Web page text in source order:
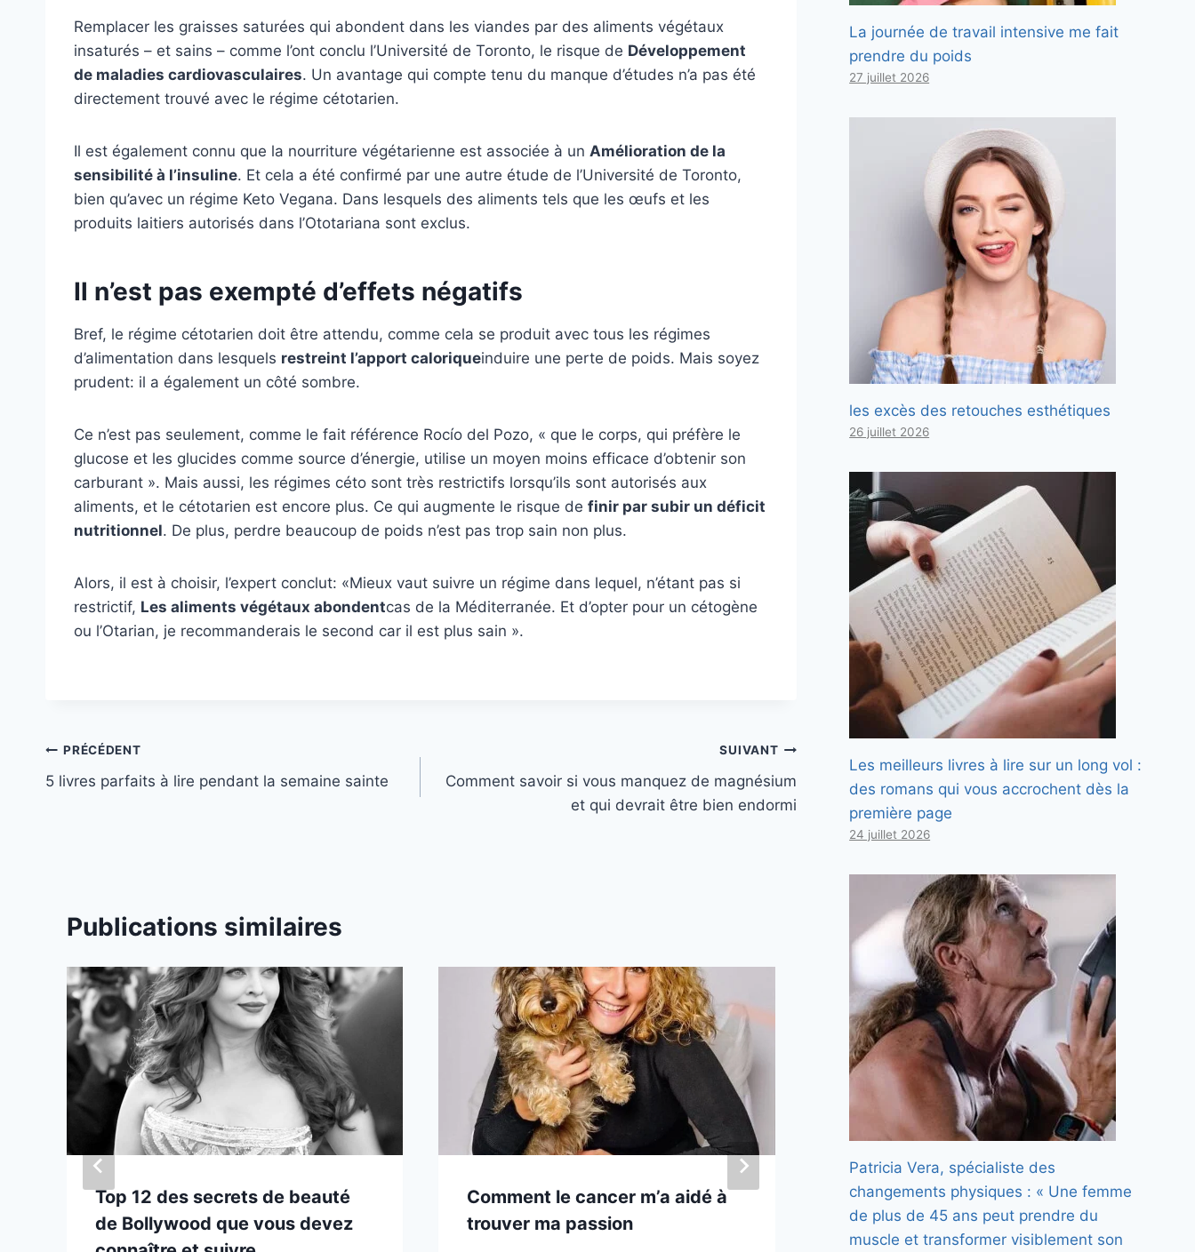
Remplacer les graisses saturées qui abondent dans les viandes par des aliments végétaux
insaturés – et sains – comme l’ont conclu l’Université de Toronto, le risque de Développement
de maladies cardiovasculaires. Un avantage qui compte tenu du manque d’études n’a pas été
directement trouvé avec le régime cétotarien.
Il est également connu que la nourriture végétarienne est associée à un Amélioration de la
sensibilité à l’insuline. Et cela a été confirmé par une autre étude de l’Université de Toronto,
bien qu’avec un régime Keto Vegana. Dans lesquels des aliments tels que les œufs et les
produits laitiers autorisés dans l’Ototariana sont exclus.
Il n’est pas exempté d’effets négatifs
Bref, le régime cétotarien doit être attendu, comme cela se produit avec tous les régimes
d’alimentation dans lesquels restreint l’apport caloriqueinduire une perte de poids. Mais soyez
prudent: il a également un côté sombre.
Ce n’est pas seulement, comme le fait référence Rocío del Pozo, « que le corps, qui préfère le
glucose et les glucides comme source d’énergie, utilise un moyen moins efficace d’obtenir son
carburant ». Mais aussi, les régimes céto sont très restrictifs lorsqu’ils sont autorisés aux
aliments, et le cétotarien est encore plus. Ce qui augmente le risque de finir par subir un déficit
nutritionnel. De plus, perdre beaucoup de poids n’est pas trop sain non plus.
Alors, il est à choisir, l’expert conclut: «Mieux vaut suivre un régime dans lequel, n’étant pas si
restrictif, Les aliments végétaux abondentcas de la Méditerranée. Et d’opter pour un cétogène
ou l’Otarian, je recommanderais le second car il est plus sain ».
Navigation
de
PRÉCÉDENT
5 livres parfaits à lire pendant la semaine sainte
SUIVANT
Comment savoir si vous manquez de magnésium
et qui devrait être bien endormi
Publications similaires
Top 12 des secrets de beauté
de Bollywood que vous devez
Comment le cancer m’a aidé à
trouver ma passion
C’est le parfum que je vais
porter en hiver : il sent la vanille
La journée de travail intensive me fait
prendre du poids
27 juillet 2026
les excès des retouches esthétiques
26 juillet 2026
Les meilleurs livres à lire sur un long vol :
des romans qui vous accrochent dès la
première page
24 juillet 2026
Patricia Vera, spécialiste des
changements physiques : « Une femme
de plus de 45 ans peut prendre du
muscle et transformer visiblement son